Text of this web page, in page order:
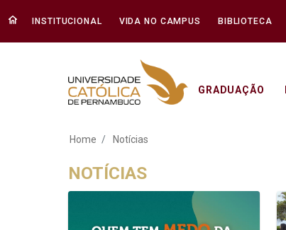
INSTITUCIONAL VIDA NO CAMPUS BIBLIOTECA
GRADUAÇÃO
Notícias - Unicap
Home Notícias
NOTÍCIAS